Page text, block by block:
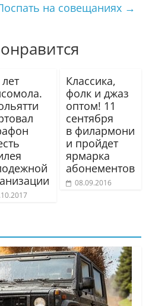
на совещаниях →
Классика,
фолк и джаз
оптом! 11
сентября
в филармони
и пройдет
ярмарка
абонементов
08.09.2016